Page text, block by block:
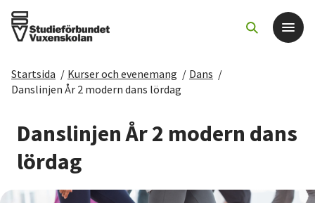
Det här gör vi
För dig som
Sök kurser och evenemang
Startsida / Kurser och evenemang / Dans /
Danslinjen År 2 modern dans lördag
Danslinjen År 2 modern dans
lördag